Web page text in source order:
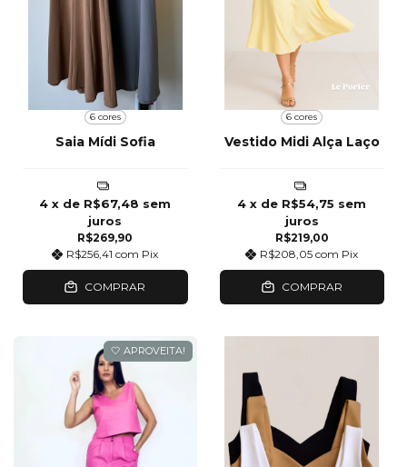
6 cores
Saia Mídi Sofia
R$269,90
R$256,41com Pix
4 x de R$67,48 sem
juros
COMPRAR
6 cores
Vestido Midi Alça Laço
R$219,00
R$208,05com Pix
4 x de R$54,75 sem
juros
COMPRAR
🤍 APROVEITA!